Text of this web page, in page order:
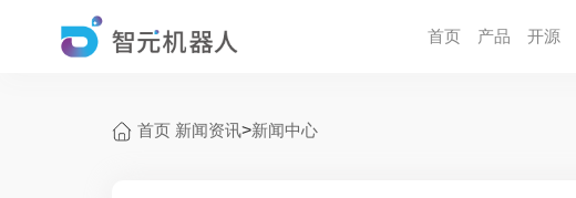
首页 产品 开源
首页 新闻资讯>新闻中心